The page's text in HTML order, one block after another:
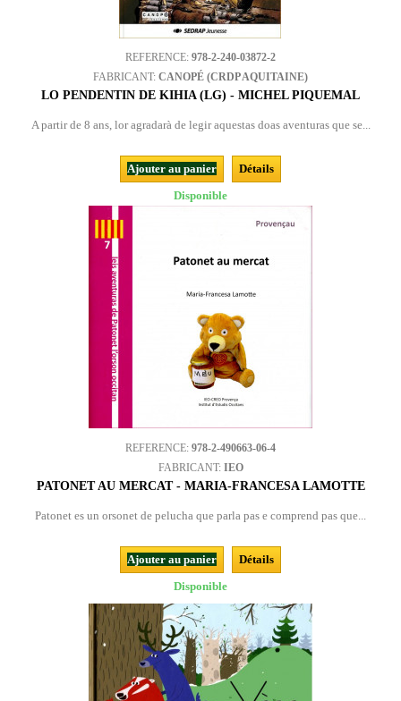
REFERENCE: 978-2-240-03872-2
FABRICANT: CANOPÉ (CRDP AQUITAINE)
LO PENDENTIN DE KIHIA (LG) - MICHEL PIQUEMAL
A partir de 8 ans, lor agradarà de legir aquestas doas aventuras que se...
Ajouter au panier
Détails
Disponible
REFERENCE: 978-2-490663-06-4
FABRICANT: IEO
PATONET AU MERCAT - MARIA-FRANCESA LAMOTTE
Patonet es un orsonet de pelucha que parla pas e comprend pas que...
Ajouter au panier
Détails
Disponible